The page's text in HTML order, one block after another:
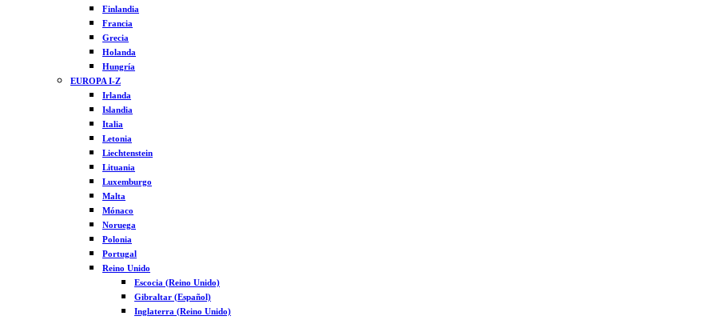
Finlandia
Francia
Grecia
Holanda
Hungría
EUROPA I-Z
Irlanda
Islandia
Italia
Letonia
Liechtenstein
Lituania
Luxemburgo
Malta
Mónaco
Noruega
Polonia
Portugal
Reino Unido
Escocia (Reino Unido)
Gibraltar (Español)
Inglaterra (Reino Unido)